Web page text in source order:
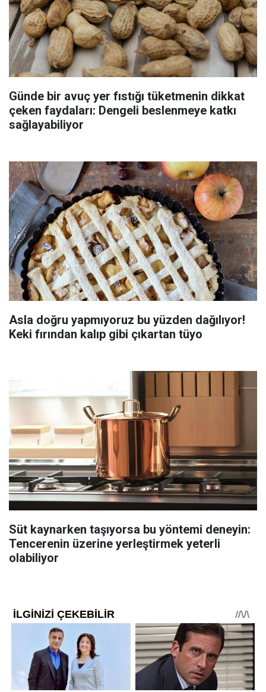
Günde bir avuç yer fıstığı tüketmenin dikkat
çeken faydaları: Dengeli beslenmeye katkı
sağlayabiliyor
Asla doğru yapmıyoruz bu yüzden dağılıyor!
Keki fırından kalıp gibi çıkartan tüyo
Süt kaynarken taşıyorsa bu yöntemi deneyin:
Tencerenin üzerine yerleştirmek yeterli
olabiliyor